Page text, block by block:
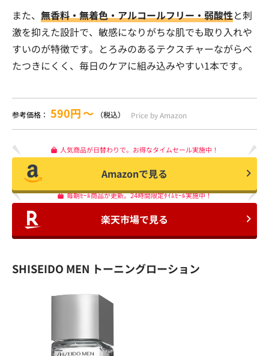
また、 無香料・無着色・アルコールフリー・弱酸性と刺
激を抑えた設計で、敏感になりがちな肌でも取り入れや
すいのが特徴です。とろみのあるテクスチャーながらべ
たつきにくく、毎日のケアに組み込みやすい1本です。
参考価格： 590円〜 （税込） Price by Amazon
人気商品が日替わりで。お得なタイムセール実施中！
Amazonで見る
毎朝ｾｰﾙ商品が更新。24時間限定ﾀｲﾑｾｰﾙ実施中！
楽天市場で見る
SHISEIDO MEN トーニングローション